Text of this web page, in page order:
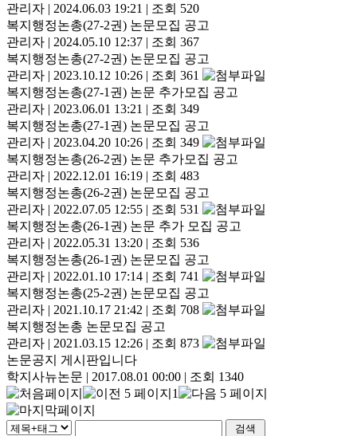
관리자 | 2024.06.03 19:21 | 조회 520
복지행정논총(27-2권) 논문모집 공고
관리자 | 2024.05.10 12:37 | 조회 367
복지행정논총(27-2권) 논문모집 공고
관리자 | 2023.10.12 10:26 | 조회 361
복지행정논총(27-1권) 논문 추가모집 공고
관리자 | 2023.06.01 13:21 | 조회 349
복지행정논총(27-1권) 논문모집 공고
관리자 | 2023.04.20 10:26 | 조회 349
복지행정논총(26-2권) 논문 추가모집 공고
관리자 | 2022.12.01 16:19 | 조회 483
복지행정논총(26-2권) 논문모집 공고
관리자 | 2022.07.05 12:55 | 조회 531
복지행정논총(26-1권) 논문 추가 모집 공고
관리자 | 2022.05.31 13:20 | 조회 536
복지행정논총(26-1권) 논문모집 공고
관리자 | 2022.01.10 17:14 | 조회 741
복지행정논총(25-2권) 논문모집 공고
관리자 | 2021.10.17 21:42 | 조회 708
복지행정논총 논문모집 공고
관리자 | 2021.03.15 12:26 | 조회 873
논문공지 게시판입니다
학지사뉴논문 | 2017.08.01 00:00 | 조회 1340
1